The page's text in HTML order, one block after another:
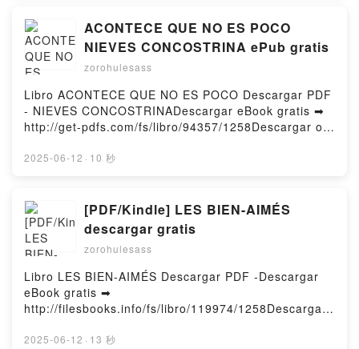
LA VIDA UTERINA JESÚS CASLA FRANCISCO PDF,
LA MEMORIA EMOCIONAL DE LA VIDA UTERINA
JESÚS CASLA FRANCISCO Epub, LA MEMORIA
EMOCIONAL DE LA VIDA UTERINA JESÚS CASLA
FRANCISCO Leer en línea , LA MEMORIA
EMOCIONAL DE LA VIDA UTERINA JESÚS CASLA
FRANCISCO Audiolibro, LA MEMORIA EMOCIONAL
DE LA VIDA UTERINA JESÚS CASLA FRANCISCO
VK, LA MEMORIA EMOCIONAL DE LA VIDA
JESÚS CASLA FRANCISCO Epub VK, LA MEMORIA
EMOCIONAL DE LA VIDA UTERINA JESÚS CASLA
FRANCISCO Descargar gratisPowered by Firstory
Hosting
ACONTECE QUE NO ES POCO
NIEVES CONCOSTRINA ePub gratis
zorohulesass
Libro ACONTECE QUE NO ES POCO Descargar PDF
- NIEVES CONCOSTRINADescargar eBook gratis ➡
http://get-pdfs.com/fs/libro/94357/1258Descargar o
gratuito (PDF ePub Mobi) de NIEVES
ES POCO NIEVES CONCOSTRINA Epub, ACONTECE
QUE NO ES POCO NIEVES CONCOSTRINA Leer en
línea , ACONTECE QUE NO ES POCO NIEVES
CONCOSTRINA Audiolibro, ACONTECE QUE NO ES
POCO NIEVES CONCOSTRINA VK, ACONTECE QUE
NO ES POCO NIEVES CONCOSTRINA Kindle,
ACONTECE QUE NO ES POCO NIEVES
CONCOSTRINA Epub VK, ACONTECE QUE NO ES
POCO NIEVES CONCOSTRINA Descargar
2025-06-12 · 10 秒
[PDF/Kindle] LES BIEN-AIMÉS
descargar gratis
zorohulesass
Libro LES BIEN-AIMÉS Descargar PDF -Descargar
eBook gratis ➡
http://filesbooks.info/fs/libro/119974/1258Descargar
ePub Mobi) de .LES BIEN-AIMÉS PDF, LES BIEN-
2025-06-12 · 13 秒